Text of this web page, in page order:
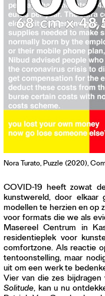
Nora Turato, Puzzle (2020),
COVID-19 heeft zowat
kunstwereld, door elkaar
modellen te herzien en op
voor formats die we als
Masereel Centrum in
residentieplek voor
comfortzone. Als reactie
tentoonstelling, maar
uit om een werk te
Vier van die zes
Solitude, kan u nu